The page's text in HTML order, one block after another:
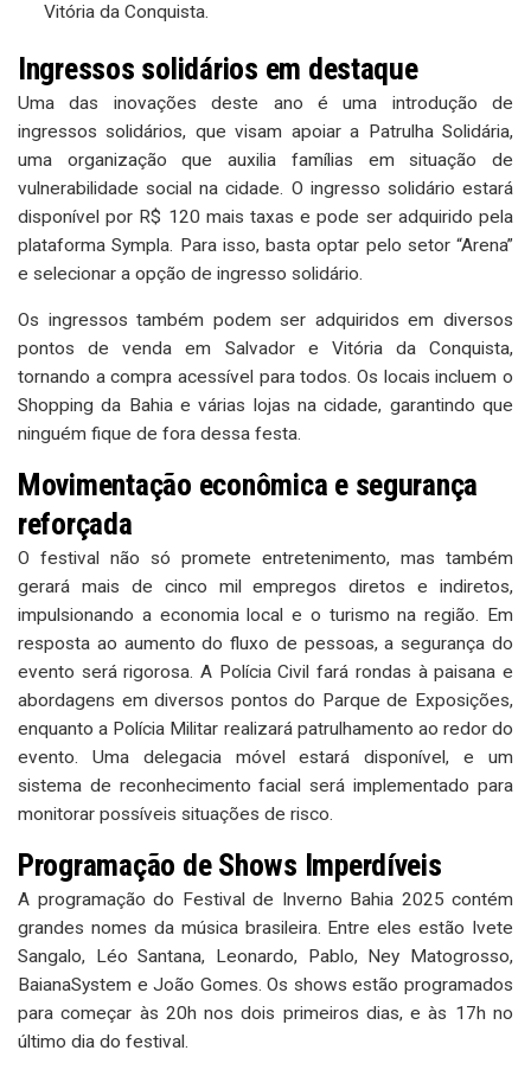
Vitória da Conquista.
Ingressos solidários em destaque
Uma das inovações deste ano é uma introdução de
ingressos solidários, que visam apoiar a Patrulha Solidária,
uma organização que auxilia famílias em situação de
vulnerabilidade social na cidade. O ingresso solidário estará
disponível por R$ 120 mais taxas e pode ser adquirido pela
plataforma Sympla. Para isso, basta optar pelo setor “Arena”
e selecionar a opção de ingresso solidário.
Os ingressos também podem ser adquiridos em diversos
pontos de venda em Salvador e Vitória da Conquista,
tornando a compra acessível para todos. Os locais incluem o
Shopping da Bahia e várias lojas na cidade, garantindo que
ninguém fique de fora dessa festa.
Movimentação econômica e segurança
reforçada
O festival não só promete entretenimento, mas também
gerará mais de cinco mil empregos diretos e indiretos,
impulsionando a economia local e o turismo na região. Em
resposta ao aumento do fluxo de pessoas, a segurança do
evento será rigorosa. A Polícia Civil fará rondas à paisana e
abordagens em diversos pontos do Parque de Exposições,
enquanto a Polícia Militar realizará patrulhamento ao redor do
evento. Uma delegacia móvel estará disponível, e um
sistema de reconhecimento facial será implementado para
monitorar possíveis situações de risco.
Programação de Shows Imperdíveis
A programação do Festival de Inverno Bahia 2025 contém
grandes nomes da música brasileira. Entre eles estão Ivete
Sangalo, Léo Santana, Leonardo, Pablo, Ney Matogrosso,
BaianaSystem e João Gomes. Os shows estão programados
para começar às 20h nos dois primeiros dias, e às 17h no
último dia do festival.